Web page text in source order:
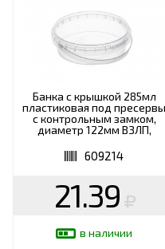
Банка с крышкой 285мл
пластиковая под пресервы
с контрольным замком,
диаметр 122мм ВЗЛП,
609214
21.39
в наличии